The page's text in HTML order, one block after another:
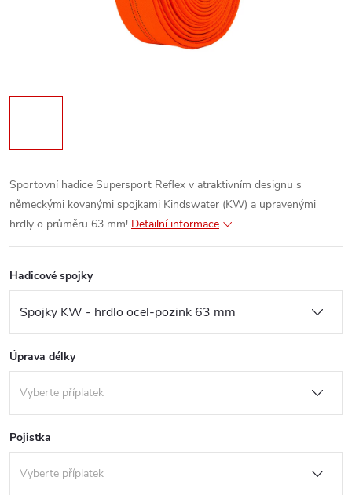
Sportovní hadice Supersport Reflex v atraktivním designu s
německými kovanými spojkami Kindswater (KW) a upravenými
hrdly o průměru 63 mm! Detailní informace
Hadicové spojky
Úprava délky
Pojistka